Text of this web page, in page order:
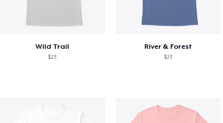
Wild Trail
$23
River & Forest
$23